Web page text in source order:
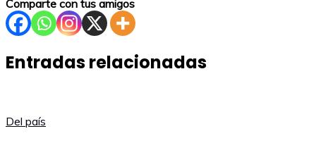
Comparte con tus amigos
Entradas relacionadas
Del país